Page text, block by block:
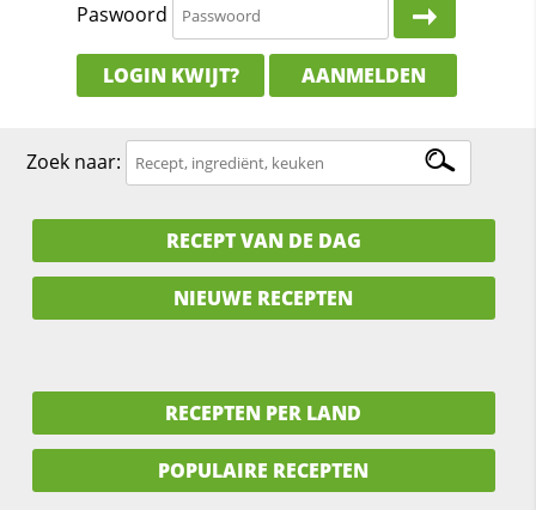
Paswoord
LOGIN KWIJT? AANMELDEN
Zoek naar:
RECEPT VAN DE DAG
NIEUWE RECEPTEN
RECEPTEN PER LAND
POPULAIRE RECEPTEN